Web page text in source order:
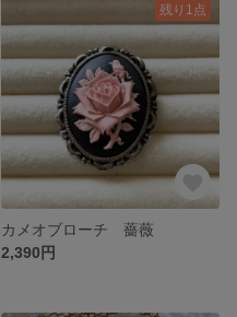
残り1点
カメオブローチ 薔薇
2,390円